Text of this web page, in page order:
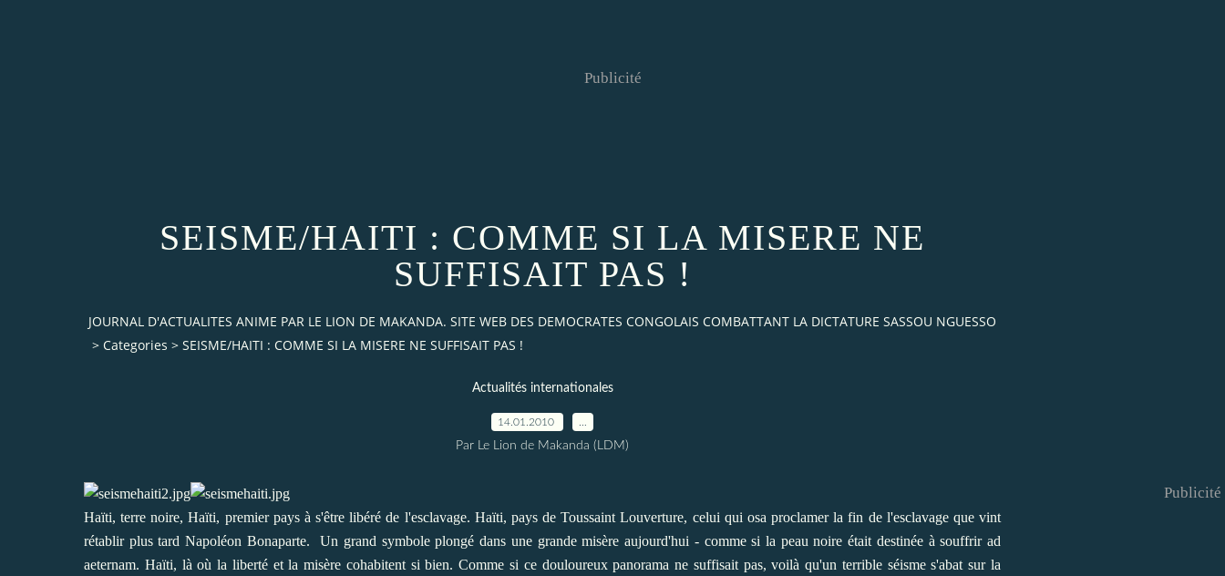
Publicité
SEISME/HAITI : COMME SI LA MISERE NE
SUFFISAIT PAS !
JOURNAL D'ACTUALITES ANIME PAR LE LION DE MAKANDA. SITE WEB DES DEMOCRATES CONGOLAIS COMBATTANT LA DICTATURE SASSOU NGUESSO
> Categories > SEISME/HAITI : COMME SI LA MISERE NE SUFFISAIT PAS !
Actualités internationales
14.01.2010
Par Le Lion de Makanda (LDM)
Haïti, terre noire, Haïti, premier pays à s'être libéré de l'esclavage. Haïti, pays de Toussaint Louverture, celui qui osa proclamer la fin de l'esclavage que vint
rétablir plus tard Napoléon Bonaparte. Un grand symbole plongé dans une grande misère aujourd'hui - comme si la peau noire était destinée à souffrir ad
aeternam. Haïti, là où la liberté et la misère cohabitent si bien. Comme si ce douloureux panorama ne suffisait pas, voilà qu'un terrible séisme s'abat sur la
Publicité